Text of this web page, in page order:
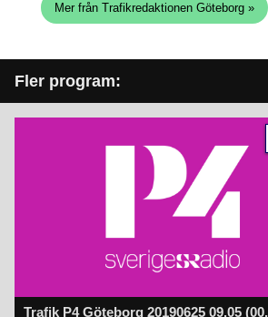
Mer från Trafikredaktionen Göteborg »
Fler program:
Trafik P4 Göteborg 20190625 09.05